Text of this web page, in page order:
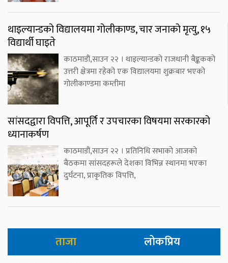
थाइल्यान्डको विद्यालयमा गोलीकाण्ड, चार जनाको मृत्यु, १५
विद्यार्थी घाइते
काठमाडौं,साउन २२ । थाइल्यान्डको राजधानी बैङ्ककको
उत्तरी क्षेत्रमा रहेको एक विद्यालयमा शुक्रबार भएको
गोलीकाण्डमा कम्तीमा
सांसदद्वारा विपत्ति, आपूर्ति र उपचारका विषयमा सरकारको
ध्यानाकर्षण
काठमाडौं,साउन २२ । प्रतिनिधि सभाको आजको
बैठकमा सांसदहरूले देशका विभिन्न स्थानमा भएका
दुर्घटना, प्राकृतिक विपत्ति,
ताजा लोकप्रिय